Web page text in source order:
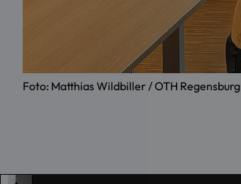
Foto: Matthias Wildbiller / OTH Regensburg